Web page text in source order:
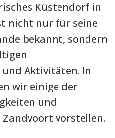
Küstendorf in
nicht nur für seine
bekannt, sondern
Aktivitäten. In
wir einige der
und
vorstellen.